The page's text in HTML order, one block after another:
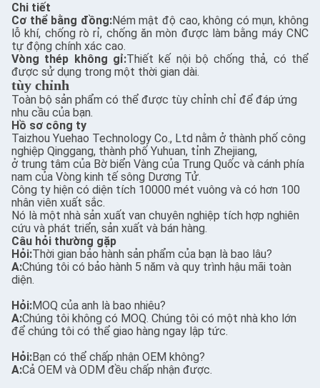
Chi tiết
Cơ thể bằng đồng:Ném mật độ cao, không có mụn, không
lỗ khí, chống rò rỉ, chống ăn mòn được làm bằng máy CNC
tự động chính xác cao.
Vòng thép không gỉ:Thiết kế nội bộ chống thả, có thể
được sử dụng trong một thời gian dài.
tùy chỉnh
Toàn bộ sản phẩm có thể được tùy chỉnh chỉ để đáp ứng
nhu cầu của bạn.
Hồ sơ công ty
Taizhou Yuehao Technology Co., Ltd nằm ở thành phố công
nghiệp Qinggang, thành phố Yuhuan, tỉnh Zhejiang,
ở trung tâm của Bờ biển Vàng của Trung Quốc và cánh phía
nam của Vòng kinh tế sông Dương Tử.
Công ty hiện có diện tích 10000 mét vuông và có hơn 100
nhân viên xuất sắc.
Nó là một nhà sản xuất van chuyên nghiệp tích hợp nghiên
cứu và phát triển, sản xuất và bán hàng.
Câu hỏi thường gặp
Hỏi:Thời gian bảo hành sản phẩm của bạn là bao lâu?
A:Chúng tôi có bảo hành 5 năm và quy trình hậu mãi toàn
diện.
Hỏi:MOQ của anh là bao nhiêu?
A:Chúng tôi không có MOQ. Chúng tôi có một nhà kho lớn
để chúng tôi có thể giao hàng ngay lập tức.
Hỏi:Bạn có thể chấp nhận OEM không?
A:Cả OEM và ODM đều chấp nhận được.